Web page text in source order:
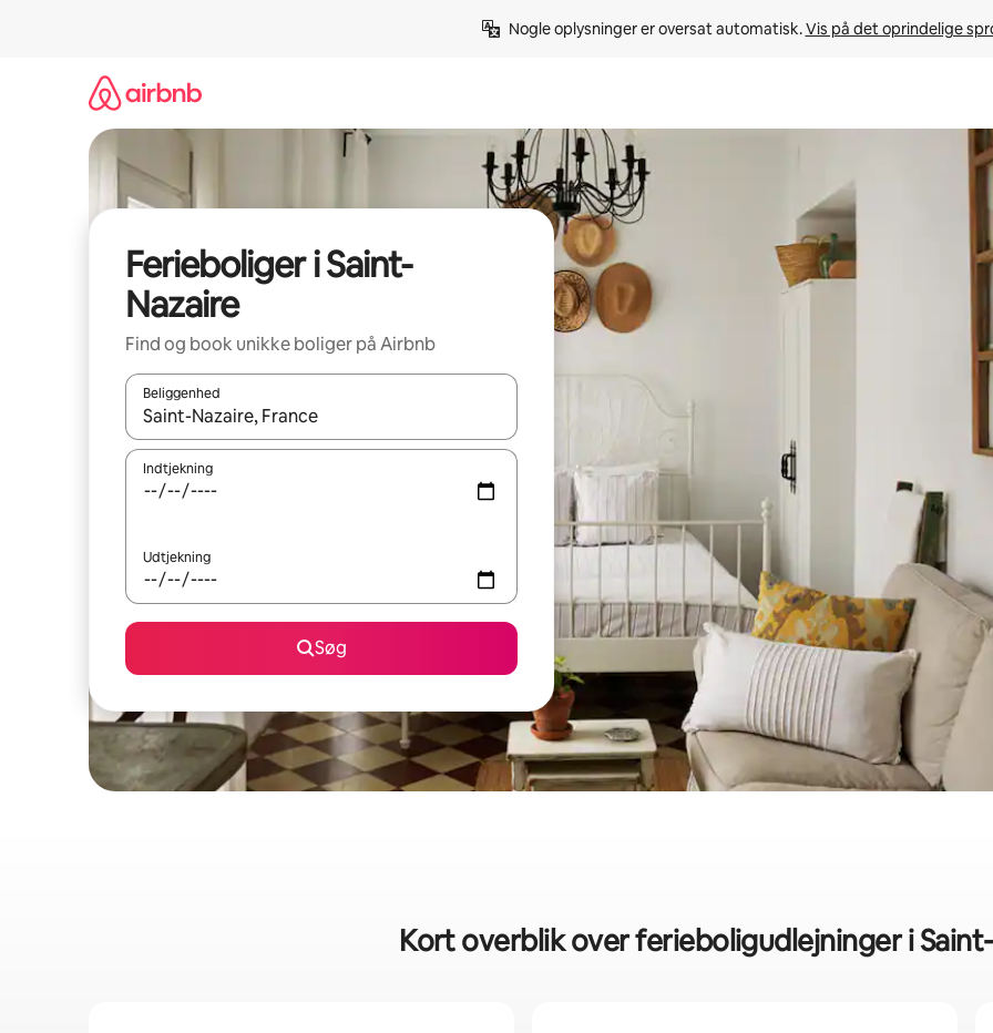
Nogle oplysninger er oversat automatisk. Vis på det oprindelige
Ferieboliger i Saint-
Nazaire
Find og book unikke boliger på Airbnb
Beliggenhed
Når resultaterne er tilgængelige, skal du navigere med piletasterne op og ned eller se mere ved at trykke eller stryge.
Indtjekning
Udtjekning
Søg
Kort overblik over ferieboligudlejninger i